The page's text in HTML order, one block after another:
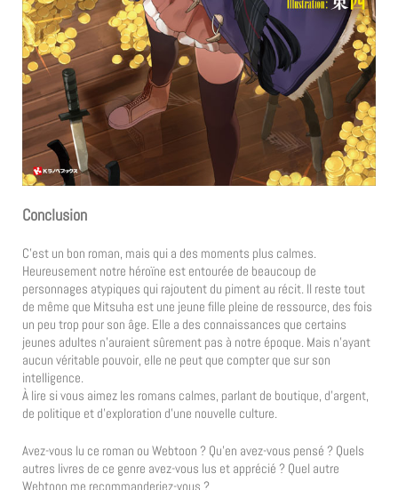
Conclusion
C’est un bon roman, mais qui a des moments plus calmes.
Heureusement notre héroïne est entourée de beaucoup de
personnages atypiques qui rajoutent du piment au récit. Il reste tout
de même que Mitsuha est une jeune fille pleine de ressource, des fois
un peu trop pour son âge. Elle a des connaissances que certains
jeunes adultes n’auraient sûrement pas à notre époque. Mais n’ayant
aucun véritable pouvoir, elle ne peut que compter que sur son
intelligence.
À lire si vous aimez les romans calmes, parlant de boutique, d’argent,
de politique et d’exploration d’une nouvelle culture.
Avez-vous lu ce roman ou Webtoon ? Qu’en avez-vous pensé ? Quels
autres livres de ce genre avez-vous lus et apprécié ? Quel autre
Webtoon me recommanderiez-vous ?